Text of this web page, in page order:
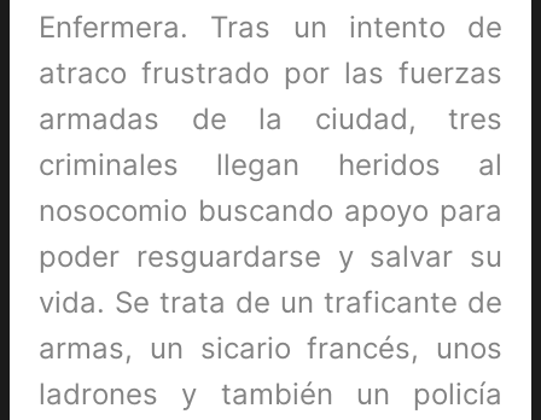
Enfermera. Tras un intento de
atraco frustrado por las fuerzas
armadas de la ciudad, tres
criminales llegan heridos al
nosocomio buscando apoyo para
poder resguardarse y salvar su
vida. Se trata de un traficante de
armas, un sicario francés, unos
ladrones y también un policía